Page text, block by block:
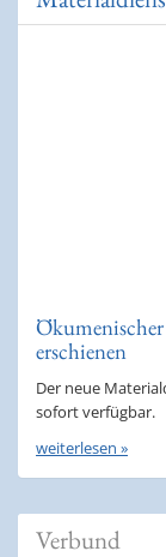
erschienen
Der neue
sofort verfügbar.
weiterlesen »
Verbund